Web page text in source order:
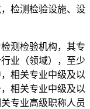
检测检验设施、设
测检验机构，其专
业（领域），至少
相关专业中级及以
相关专业中级及以
专业高级职称人员